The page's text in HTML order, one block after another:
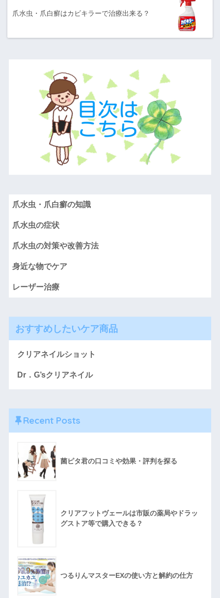
爪水虫・爪白癬はカビキラーで治療出来る？
爪水虫・爪白癬の知識
爪水虫の症状
爪水虫の対策や改善方法
身近な物でケア
レーザー治療
おすすめしたいケア商品
クリアネイルショット
Dr．G’sクリアネイル
Recent Posts
菌ピタ君の口コミや効果・評判を探る
クリアフットヴェールは市販の薬局やドラッ
グストア等で購入できる？
つるりんマスターEXの使い方と解約の仕方